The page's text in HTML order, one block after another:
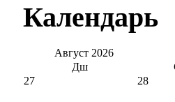
Календарь
Август 2026
Дш
27
28